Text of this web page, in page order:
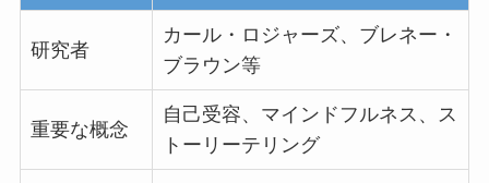
研究者
カール・ロジャーズ、ブレネー・
ブラウン等
重要な概念
自己受容、マインドフルネス、ス
トーリーテリング